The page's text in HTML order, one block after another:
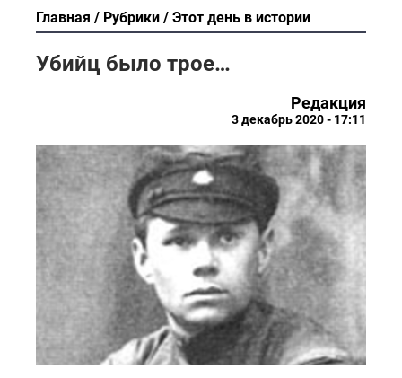
Главная Рубрики Этот день в истории
Убийц было трое…
Редакция
3 декабрь 2020 - 17:11